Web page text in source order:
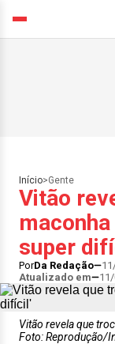
Início>Gente
Vitão
super
PorDa Redação
Atualizado em
Vitão revela que
Foto: Reprodução/